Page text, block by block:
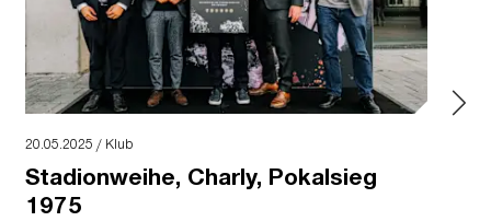
20.05.2025 / Klub
Stadionweihe, Charly, Pokalsieg
1975